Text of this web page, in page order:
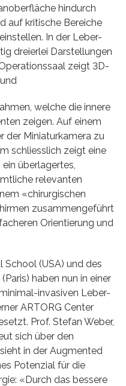
hindurch
auf kritische Bereiche
In der Leber-
dreierlei Darstellungen
zeigt 3D-
welche die innere
zeigen. Auf einem
der Miniaturkamera zu
schliesslich zeigt eine
überlagertes,
relevanten
«chirurgischen
zusammengeführt
Orientierung und
School (USA) und des
haben nun in einer
invasiven Leber-
ARTORG Center
Prof. Stefan Weber,
sich über den
in der Augmented
Potenzial für die
«Durch das bessere